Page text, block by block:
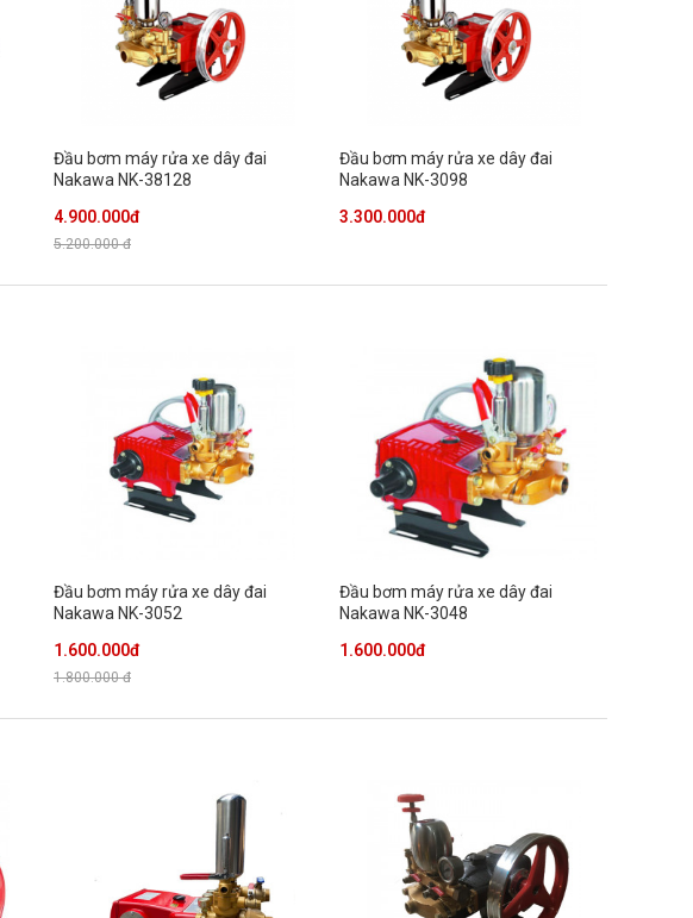
Đầu bơm máy rửa xe dây đai
Nakawa NK-38128
4.900.000đ
5.200.000 đ
Đầu bơm máy rửa xe dây đai
Nakawa NK-3098
3.300.000đ
Đầu bơm máy rửa xe dây đai
Nakawa NK-3052
1.600.000đ
1.800.000 đ
Đầu bơm máy rửa xe dây đai
Nakawa NK-3048
1.600.000đ